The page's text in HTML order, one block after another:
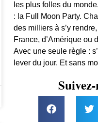
les plus folles du
: la Full Moon Party.
des milliers à s’y
France, d’Amérique ou
Avec une seule règle :
lever du jour. Et sans